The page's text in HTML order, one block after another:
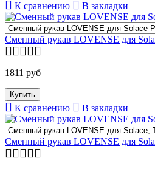
К сравнению В закладки
Сменный рукав LOVENSE для
1811 руб
К сравнению В закладки
Сменный рукав LOVENSE для